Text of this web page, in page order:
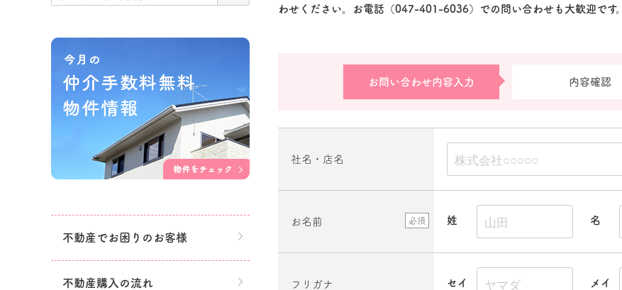
わせください。お電話（047-401-6036）での問い合わせも大歓迎です。
お問い合わせ内容入力 内容確認
社名・店名
お名前 必須 姓 名
フリガナ セイ メイ
不動産でお困りのお客様
不動産購入の流れ